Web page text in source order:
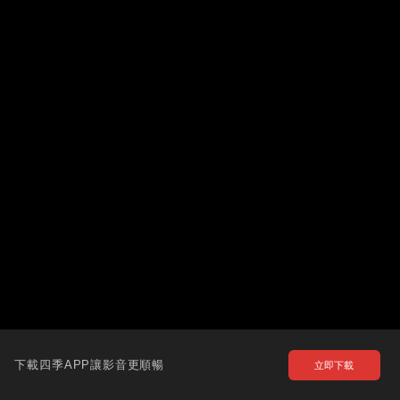
下載四季APP讓影音更順暢 立即下載